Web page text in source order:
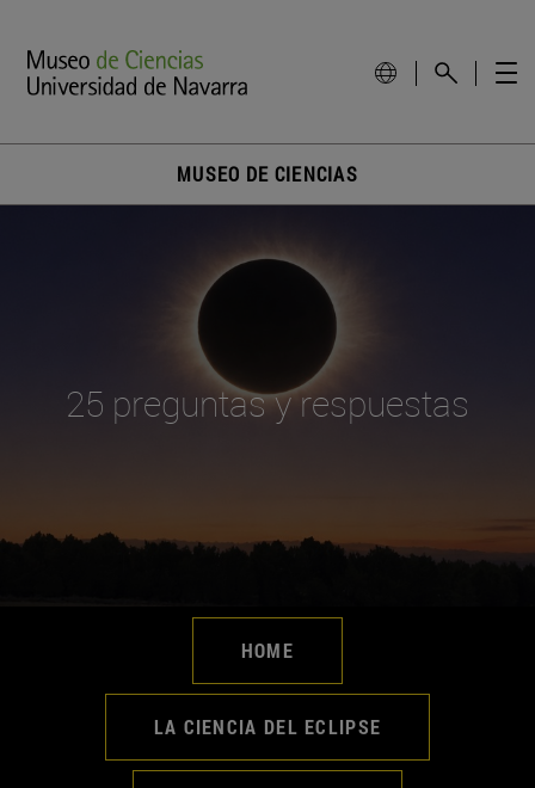
MUSEO DE CIENCIAS
25 preguntas y respuestas
HOME
LA CIENCIA DEL ECLIPSE